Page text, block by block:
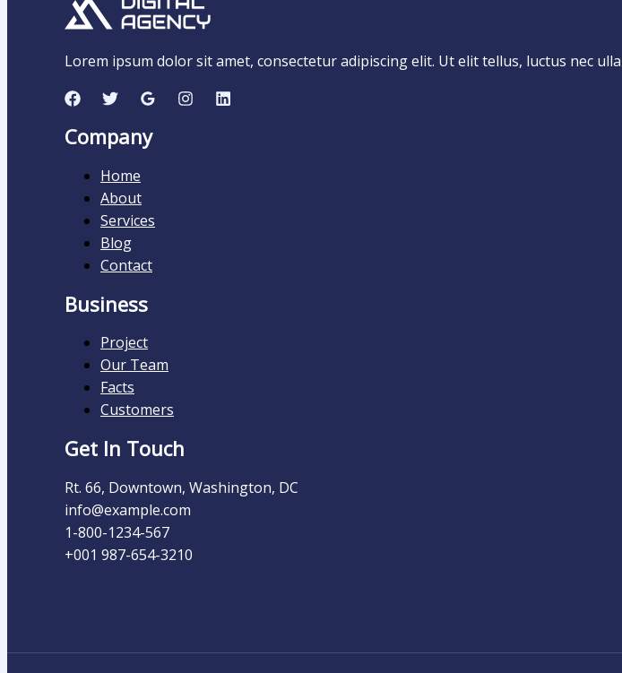
Lorem ipsum dolor sit amet, consectetur adipiscing elit. Ut elit tellus, luctus nec
Company
Home
About
Services
Blog
Contact
Business
Project
Our Team
Facts
Customers
Get In Touch
Rt. 66, Downtown, Washington, DC
info@example.com​
1-800-1234-567
+001 987-654-3210